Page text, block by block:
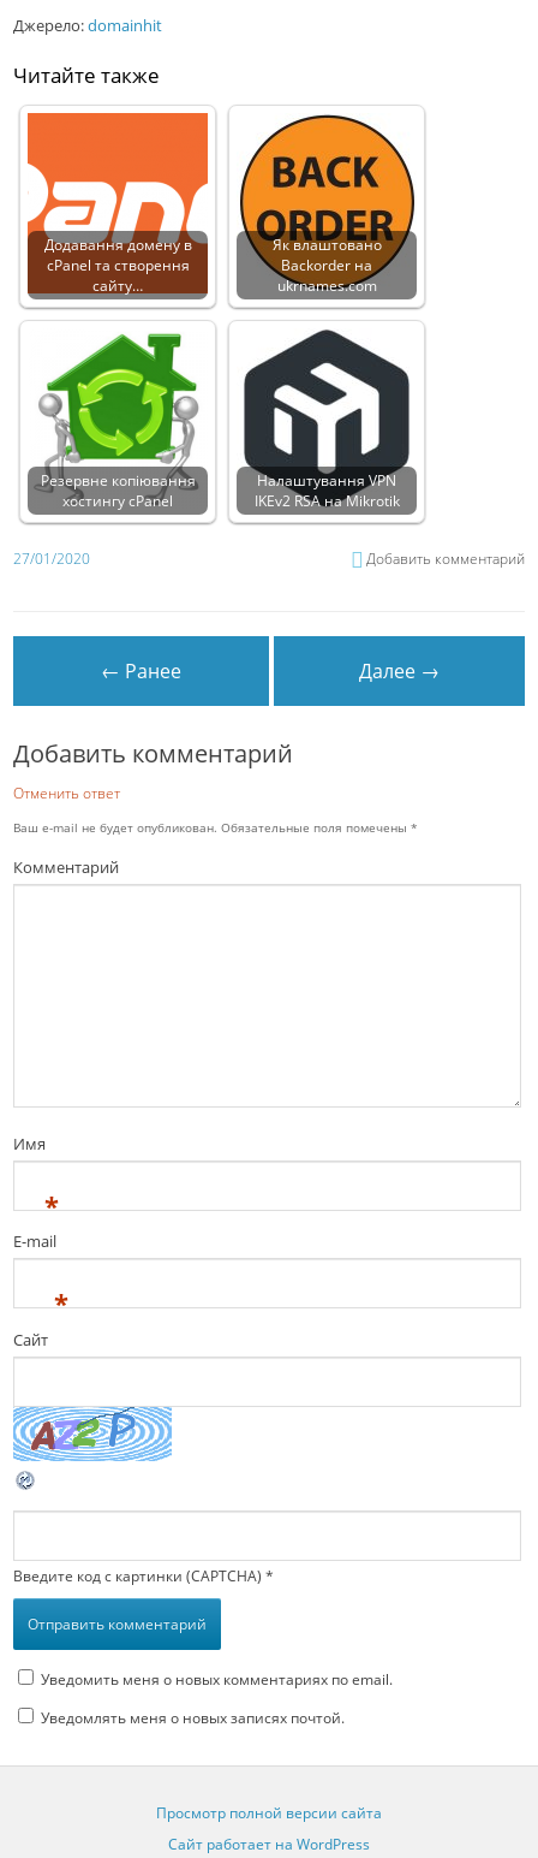
Джерело:domainhit
Читайте также
Додавання домену в
cPanel та створення
сайту…
Як влаштовано
Backorder на
ukrnames.com
Резервне копіювання
хостингу cPanel
Налаштування VPN
IKEv2 RSA на Mikrotik
27/01/2020 Добавить комментарий
← Ранее Далее →
Добавить комментарий
Отменить ответ
Ваш e-mail не будет опубликован. Обязательные поля помечены*
Комментарий
Имя
*
E-mail
*
Сайт
Введите код с картинки (CAPTCHA) *
Уведомить меня о новых комментариях по email.
Уведомлять меня о новых записях почтой.
Просмотр полной версии сайта
Сайт работает на WordPress